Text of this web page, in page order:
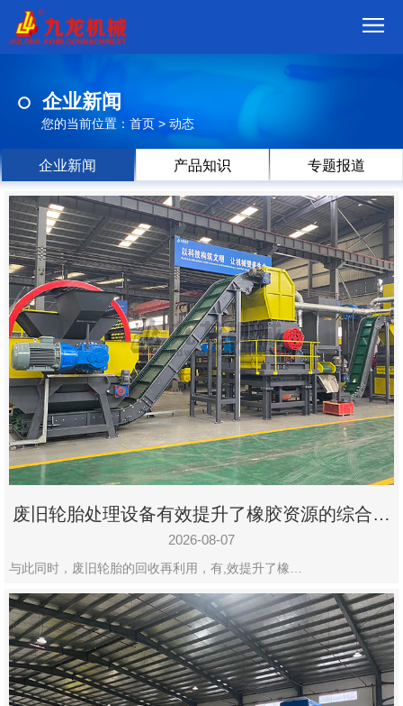
品
视
频
现
场
方
案
动
态
联
系
郑
州
市
九
设
有
限
公
司
企业新闻
您的当前位置： 首页 > 动态
企业新闻 产品知识 专题报道
废旧轮胎处理设备有效提升了橡胶资源的综合利
用率
2026-08-07
与此同时，废旧轮胎的回收再利用，有,效提升了橡…